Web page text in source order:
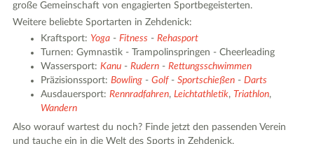
große Gemeinschaft von engagierten Sportbegeisterten.
Weitere beliebte Sportarten in Zehdenick:
Kraftsport: Yoga -Fitness -Rehasport
Turnen: Gymnastik - Trampolinspringen - Cheerleading
Wassersport:Kanu -Rudern -Rettungsschwimmen
Präzisionssport:Bowling -Golf-Sportschießen -Darts
Ausdauersport:Rennradfahren,Leichtathletik, Triathlon,
Wandern
Also worauf wartest du noch? Finde jetzt den passenden Verein
und tauche ein in die Welt des Sports in Zehdenick.